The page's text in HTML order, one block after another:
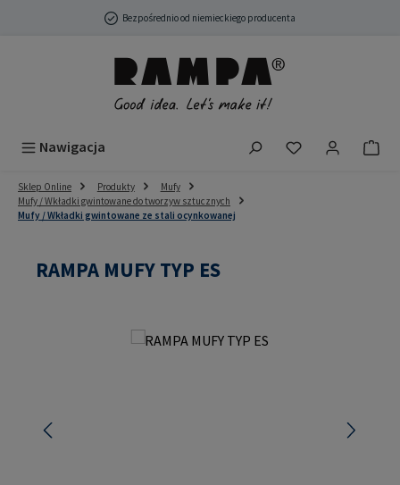
Przejdź do głównej zawartościBezpośrednio od niemieckiego producenta
Nawigacja Masz 0
Sklep Online Produkty
Mufy
Mufy / Wkładki gwintowane do tworzyw sztucznych
Mufy / Wkładki gwintowane ze stali ocynkowanej
RAMPA MUFY TYP ES
Pomiń galerię zdjęć